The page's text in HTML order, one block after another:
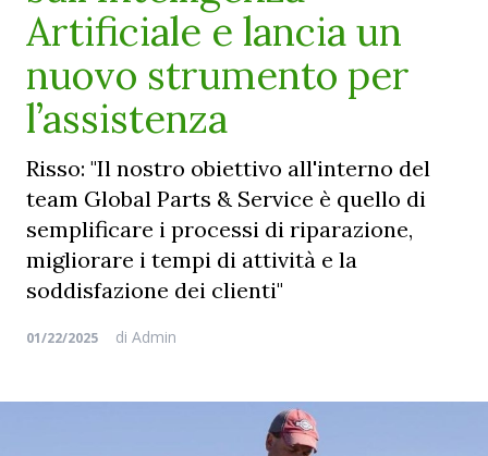
Artificiale e lancia un
nuovo strumento per
l’assistenza
Risso: "Il nostro obiettivo all'interno del
team Global Parts & Service è quello di
semplificare i processi di riparazione,
migliorare i tempi di attività e la
soddisfazione dei clienti"
01/22/2025 di Admin